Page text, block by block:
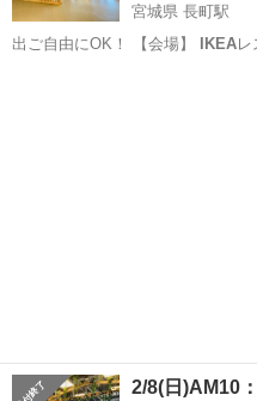
宮城県 長町駅
出ご自由にOK！ 【会場】
IKEAレ
2/8(日)AM10